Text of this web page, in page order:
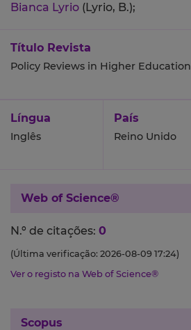
Bianca Lyrio (Lyrio, B.);
Título Revista
Policy Reviews in Higher Education
Língua
Inglês
País
Reino Unido
Web of Science®
N.º de citações: 0
(Última verificação: 2026-08-09 17:24)
Ver o registo na Web of Science®
Scopus